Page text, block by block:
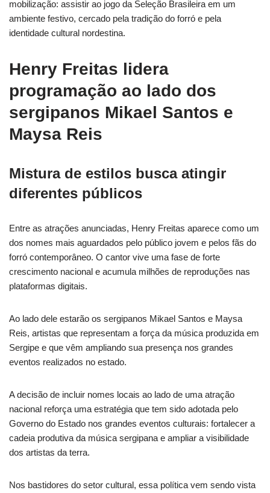
mobilização: assistir ao jogo da Seleção Brasileira em um
ambiente festivo, cercado pela tradição do forró e pela
identidade cultural nordestina.
Henry Freitas lidera
programação ao lado dos
sergipanos Mikael Santos e
Maysa Reis
Mistura de estilos busca atingir
diferentes públicos
Entre as atrações anunciadas, Henry Freitas aparece como um
dos nomes mais aguardados pelo público jovem e pelos fãs do
forró contemporâneo. O cantor vive uma fase de forte
crescimento nacional e acumula milhões de reproduções nas
plataformas digitais.
Ao lado dele estarão os sergipanos Mikael Santos e Maysa
Reis, artistas que representam a força da música produzida em
Sergipe e que vêm ampliando sua presença nos grandes
eventos realizados no estado.
A decisão de incluir nomes locais ao lado de uma atração
nacional reforça uma estratégia que tem sido adotada pelo
Governo do Estado nos grandes eventos culturais: fortalecer a
cadeia produtiva da música sergipana e ampliar a visibilidade
dos artistas da terra.
Nos bastidores do setor cultural, essa política vem sendo vista